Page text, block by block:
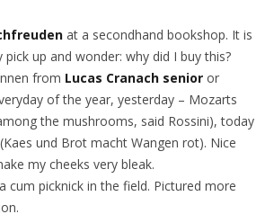
at a secondhand bookshop. It is
up and wonder: why did I buy this?
from Lucas Cranach senior or
of the year, yesterday – Mozarts
the mushrooms, said Rossini), today
und Brot macht Wangen rot). Nice
my cheeks very bleak.
cum picknick in the field. Pictured more